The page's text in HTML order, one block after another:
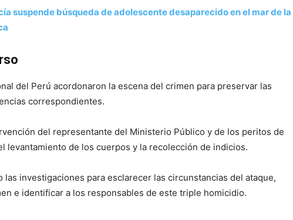
suspende búsqueda de adolescente desaparecido en el mar de la
del Perú acordonaron la escena del crimen para preservar las
correspondientes.
del representante del Ministerio Público y de los peritos de
levantamiento de los cuerpos y la recolección de indicios.
las investigaciones para esclarecer las circunstancias del ataque,
e identificar a los responsables de este triple homicidio.